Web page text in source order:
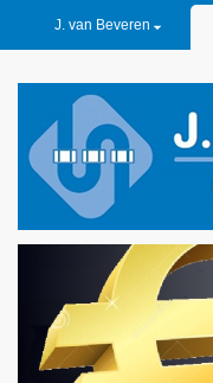
J. van Beveren